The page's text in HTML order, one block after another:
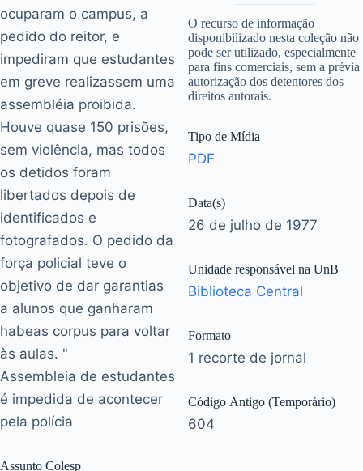
ocuparam o campus, a
pedido do reitor, e
impediram que estudantes
em greve realizassem uma
assembléia proibida.
Houve quase 150 prisões,
sem violência, mas todos
os detidos foram
libertados depois de
identificados e
fotografados. O pedido da
força policial teve o
objetivo de dar garantias
a alunos que ganharam
habeas corpus para voltar
às aulas. "
Assembleia de estudantes
é impedida de acontecer
pela polícia
Assunto Colesp
O recurso de informação
disponibilizado nesta coleção não
pode ser utilizado, especialmente
para fins comerciais, sem a prévia
autorização dos detentores dos
direitos autorais.
Tipo de Mídia
PDF
Data(s)
26 de julho de 1977
Unidade responsável na UnB
Biblioteca Central
Formato
1 recorte de jornal
Código Antigo (Temporário)
604